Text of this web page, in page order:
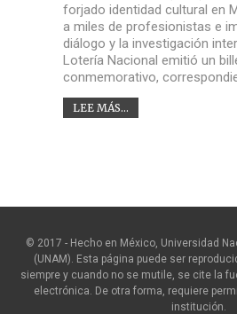
forjado identidad cultural en
a miles de profesionistas e
diálogo y la investigación
Lotería Nacional emitió un
conmemorativo,
LEE MÁS...
© 2017 - Hecho en México, Universidad
(UNAM). Esta página puede ser
siempre y cuando no se mutile, se cite la
electrónica. De otra forma, requiere
institución.